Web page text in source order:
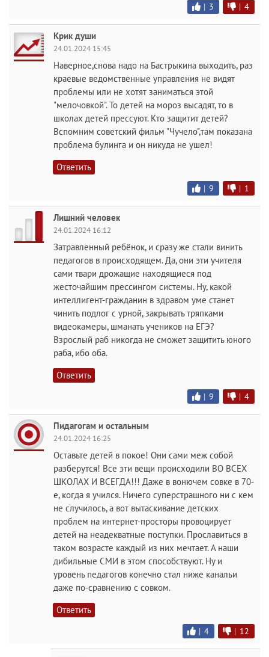
| 3 | 4
Крик души
24.01.2024 15:45
Наверное,снова надо на Бастрыкина выходить, раз
краевые ведомственные управления не видят
проблемы или не хотят заниматься этой
"мелочовкой". То детей на мороз высадят, то в
школах детей прессуют. Кто защитит детей?
Вспомним советский фильм "Чучело",там показана
проблема булинга и он никуда не ушел!
Ответить
| 9 | 1
Лишний человек
24.01.2024 16:12
Затравленный ребёнок, и сразу же стали винить
педагогов в происходящем. Да, они эти учителя
сами твари дрожащие находящиеся под
жесточайшим прессингом системы. Ну, какой
интеллигент-гражданин в здравом уме станет
чинить подлог с урной, закрывать тряпками
видеокамеры, шманать учеников на ЕГЭ?
Взрослый раб никогда не сможет защитить юного
раба, ибо оба.
Ответить
| 9 | 4
Пидагогам и остальным
24.01.2024 16:25
Оставьте детей в покое! Они сами меж собой
разберутся! Все эти вещи происходили ВО ВСЕХ
ШКОЛАХ И ВСЕГДА!!! Даже в вонючем совке в 70-
е, когда я учился. Ничего суперстрашного ни с кем
не случилось, а вот вытаскивание детских
проблем на интернет-просторы провоцирует
детей на неадекватные поступки. Прославиться в
таком возрасте каждый из них мечтает. А наши
дибильные СМИ в этом способствуют. Ну и
уровень педагогов конечно стал ниже канальи
даже по-сравнению с совком.
Ответить
| 4 | 12